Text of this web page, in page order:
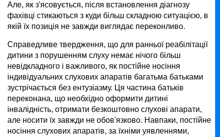
Але, як з'ясовується, після встановлення діагнозу
фахівці стикаються з куди більш складною ситуацією, в
якій їх позиція не завжди виглядає переконливо.
Справедливе твердження, що для ранньої реабілітації
дитини з порушенням слуху немає нічого більш
невідкладного і важливого, як постійне носіння
індивідуальних слухових апаратів багатьма батьками
зустрічається без ентузіазму. Ця частина батьків
переконана, що необхідно оформити дитині
інвалідність, отримати безкоштовно слухові апарати,
але носити їх завжди не обов'язково. Навпаки, постійне
носіння слухових апаратів, за їхніми уявленнями,